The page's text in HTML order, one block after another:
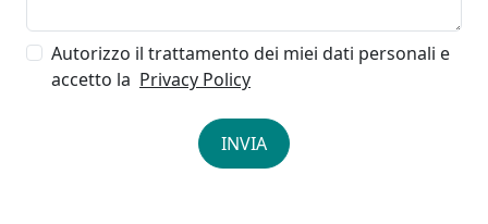
Autorizzo il trattamento dei miei dati personali e
accetto la Privacy Policy
INVIA